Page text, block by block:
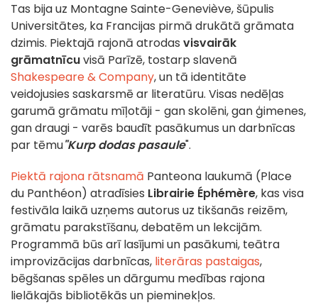
Tas bija uz Montagne Sainte-Geneviève, šūpulis
Universitātes, ka Francijas pirmā drukātā grāmata
dzimis. Piektajā rajonā atrodas visvairāk
grāmatnīcuvisā Parīzē, tostarp slavenā
Shakespeare & Company, un tā identitāte
veidojusies saskarsmē ar literatūru. Visas nedēļas
garumā grāmatu mīļotāji - gan skolēni, gan ģimenes,
gan draugi - varēs baudīt pasākumus un darbnīcas
par tēmu"Kurp dodas pasaule".
Piektā rajona rātsnamā Panteona laukumā (Place
du Panthéon) atradīsies Librairie Éphémère, kas visa
festivāla laikā uzņems autorus uz tikšanās reizēm,
grāmatu parakstīšanu, debatēm un lekcijām.
Programmā būs arī lasījumi un pasākumi, teātra
improvizācijas darbnīcas, literāras pastaigas,
bēgšanas spēles un dārgumu medības rajona
lielākajās bibliotēkās un pieminekļos.